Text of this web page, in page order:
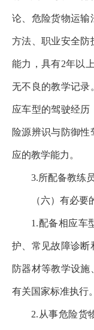
论、危险货物运输
方法、职业安全防
能力，具有2年以
无不良的教学记录
应车型的驾驶经历
险源辨识与防御
应的教学能力。
3.所配备教练
（六）有必要
1.配备相应车
护、常见故障诊断
防器材等教学设施
有关国家标准执行。
2.从事危险货